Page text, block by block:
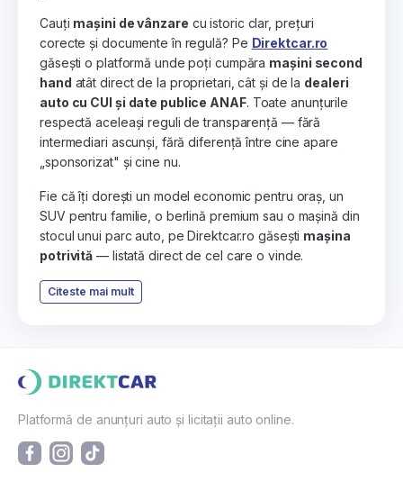
Cauți mașini de vânzare cu istoric clar, prețuri
corecte și documente în regulă? Pe Direktcar.ro
găsești o platformă unde poți cumpăra mașini second
hand atât direct de la proprietari, cât și de la dealeri
auto cu CUI și date publice ANAF. Toate anunțurile
respectă aceleași reguli de transparență — fără
intermediari ascunși, fără diferență între cine apare
„sponsorizat" și cine nu.
Fie că îți dorești un model economic pentru oraș, un
SUV pentru familie, o berlină premium sau o mașină din
stocul unui parc auto, pe Direktcar.ro găsești mașina
potrivită — listată direct de cel care o vinde.
Citeste mai mult
Platformă de anunțuri auto și licitații auto online.